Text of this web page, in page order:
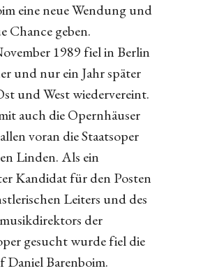
eine neue Wendung und
Chance geben.
1989 fiel in Berlin
und nur ein Jahr später
und West wiedervereint.
auch die Opernhäuser
voran die Staatsoper
Linden. Als ein
Kandidat für den Posten
Leiters und des
der
gesucht wurde fiel die
Daniel Barenboim.